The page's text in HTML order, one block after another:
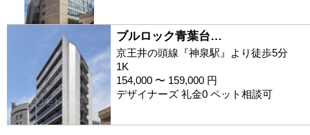
ブルロック青葉台…
京王井の頭線『神泉駅』より徒歩5分
1K
154,000 〜 159,000 円
デザイナーズ 礼金0 ペット相談可